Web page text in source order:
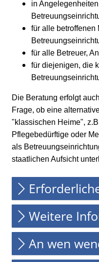
in
für alle betroffenen
für alle Betreuer,
für diejenigen, die
Die Beratung erfolgt
Frage, ob eine
"klassischen Heime",
Pflegebedürftige oder
als
staatlichen Aufsicht
Weitere
An wen